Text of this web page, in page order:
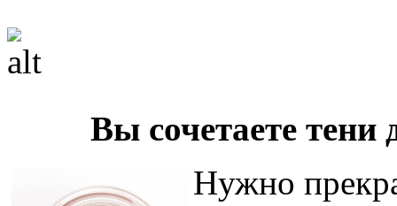
Вы сочетаете тени
Нужно